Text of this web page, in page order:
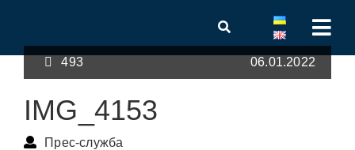
493 06.01.2022
IMG_4153
Прес-служба